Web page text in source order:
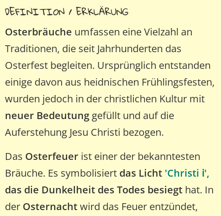
DEFINITION / ERKLÄRUNG
Osterbräuche umfassen eine Vielzahl an
Traditionen, die seit Jahrhunderten das
Osterfest begleiten. Ursprünglich entstanden
einige davon aus heidnischen Frühlingsfesten,
wurden jedoch in der christlichen Kultur mit
neuer Bedeutung gefüllt und auf die
Auferstehung Jesu Christi bezogen.
Das Osterfeuer ist einer der bekanntesten
Bräuche. Es symbolisiert das Licht 'Christi ℹ️',
das die Dunkelheit des Todes besiegt hat. In
der Osternachtwird das Feuer entzündet,